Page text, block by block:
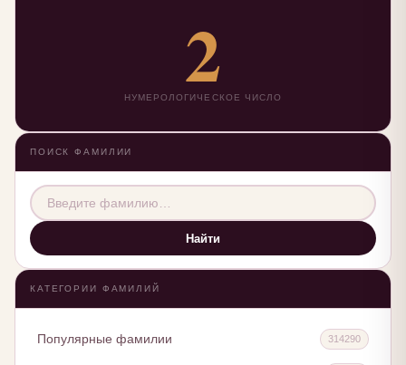
2
НУМЕРОЛОГИЧЕСКОЕ ЧИСЛО
ПОИСК ФАМИЛИИ
Найти
КАТЕГОРИИ ФАМИЛИЙ
Популярные фамилии 314290